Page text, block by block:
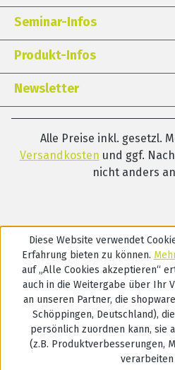
Seminar-Infos
Produkt-Infos
Newsletter
Alle Preise inkl. gesetzl.
Versandkosten und ggf.
nicht anders
Diese Website verwendet
Erfahrung bieten zu können.
auf „Alle Cookies akzeptieren“
auch in die Weitergabe über Ihr
an unseren Partner, die
Schöppingen, Deutschland),
persönlich zuordnen kann, sie
(z.B. Produktverbesserungen,
verarbeiten